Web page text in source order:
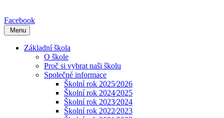
Facebook
Menu
Základní škola
O škole
Proč si vybrat naši školu
Společné informace
Školní rok 2025⁄2026
Školní rok 2024⁄2025
Školní rok 2023⁄2024
Školní rok 2022⁄2023